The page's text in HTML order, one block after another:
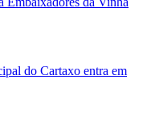
do Cartaxo entra em